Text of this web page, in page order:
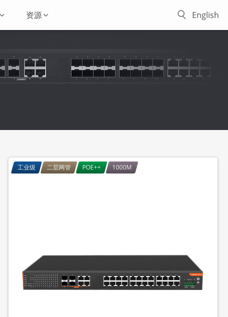
资源 English
工业级 二层网管 POE++ 1000M